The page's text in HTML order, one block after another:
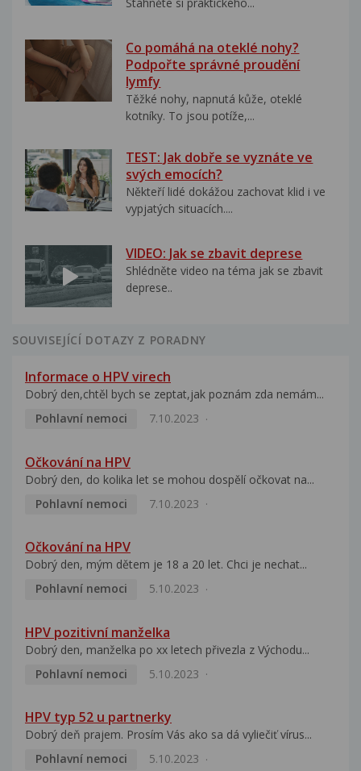
Co pomáhá na oteklé nohy?
Podpořte správné proudění
lymfy
Těžké nohy, napnutá kůže, oteklé
kotníky. To jsou potíže,...
TEST: Jak dobře se vyznáte ve
svých emocích?
Někteří lidé dokážou zachovat klid i ve
vypjatých situacích....
VIDEO: Jak se zbavit deprese
Shlédněte video na téma jak se zbavit
deprese..
SOUVISEJÍCÍ DOTAZY Z PORADNY
Informace o HPV virech
Dobrý den,chtěl bych se zeptat,jak poznám zda nemám...
Pohlavní nemoci
7.10.2023
Očkování na HPV
Dobrý den, do kolika let se mohou dospělí očkovat na...
Pohlavní nemoci
7.10.2023
Očkování na HPV
Dobrý den, mým dětem je 18 a 20 let. Chci je nechat...
Pohlavní nemoci
5.10.2023
HPV pozitivní manželka
Dobrý den, manželka po xx letech přivezla z Východu...
Pohlavní nemoci
5.10.2023
HPV typ 52 u partnerky
Dobrý deň prajem. Prosím Vás ako sa dá vyliečiť vírus...
Pohlavní nemoci
5.10.2023